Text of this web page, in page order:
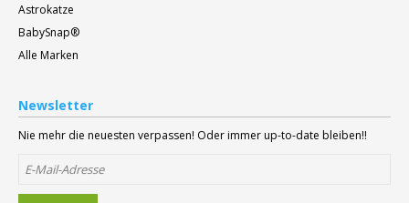
Astrokatze
BabySnap®
Alle Marken
Newsletter
Nie mehr die neuesten verpassen! Oder immer up-to-date bleiben!!